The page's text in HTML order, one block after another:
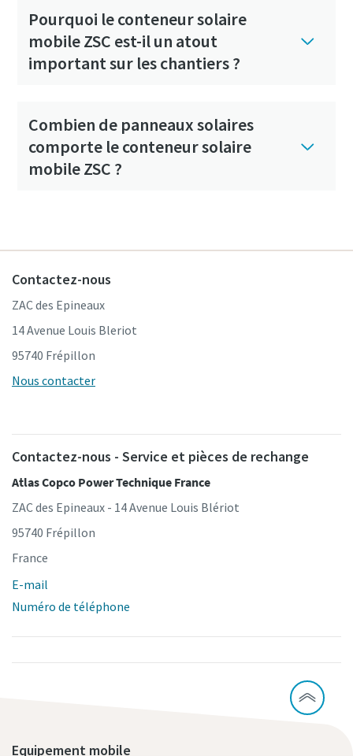
Pourquoi le conteneur solaire
mobile ZSC est-il un atout
important sur les chantiers ?
Combien de panneaux solaires
comporte le conteneur solaire
mobile ZSC ?
Contactez-nous
ZAC des Epineaux
14 Avenue Louis Bleriot
95740 Frépillon
Nous contacter
Contactez-nous - Service et pièces de rechange
Atlas Copco Power Technique France
ZAC des Epineaux - 14 Avenue Louis Blériot
95740 Frépillon
France
E-mail
Numéro de téléphone
Equipement mobile